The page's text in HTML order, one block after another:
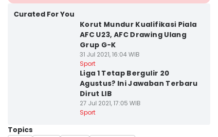
Curated For You
Korut Mundur Kualifikasi Piala
AFC U23, AFC Drawing Ulang
Grup G-K
31 Jul 2021, 16:04 WIB
Sport
Liga 1 Tetap Bergulir 20
Agustus? Ini Jawaban Terbaru
Dirut LIB
27 Jul 2021, 17:05 WIB
Sport
Topics